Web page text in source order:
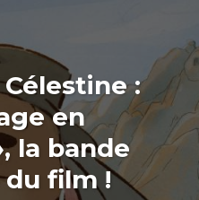
:
en
la bande
film !